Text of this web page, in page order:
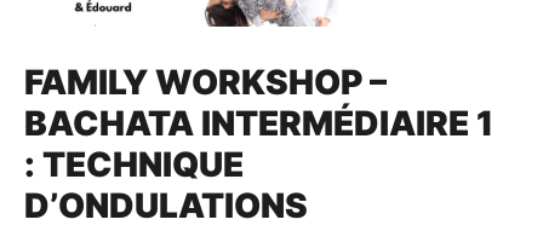
FAMILY WORKSHOP –
BACHATA INTERMÉDIAIRE 1
: TECHNIQUE
D’ONDULATIONS